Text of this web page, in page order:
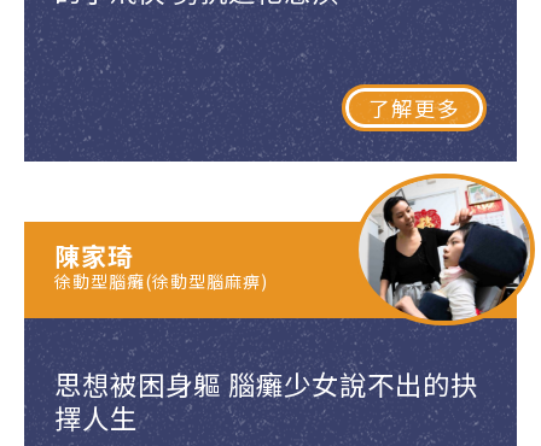
了解更多
思想被困身軀 腦癱少女說不出的抉
擇人生
陳家琦
徐動型腦癱(徐動型腦麻痹)